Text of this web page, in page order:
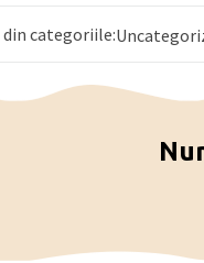
din categoriile: